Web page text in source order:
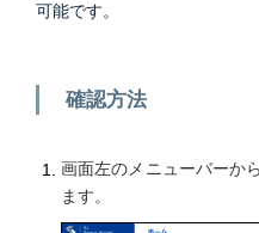
可能です。
確認方法
画面左のメニューバーか
ます。